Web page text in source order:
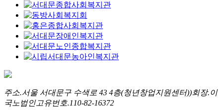
주소.서울 서대문구 수색로 43 4층(청년창업지원센터))회장.이
국노 법인고유번호.110-82-16372